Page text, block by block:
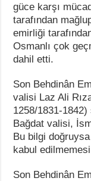
güce karşı
tarafından
emirliği
Osmanlı çok
dahil etti.
Son Behdinân
valisi Laz Ali
1258/1831-1842)
Bağdat valisi,
Bu bilgi
kabul
Son Behdinân